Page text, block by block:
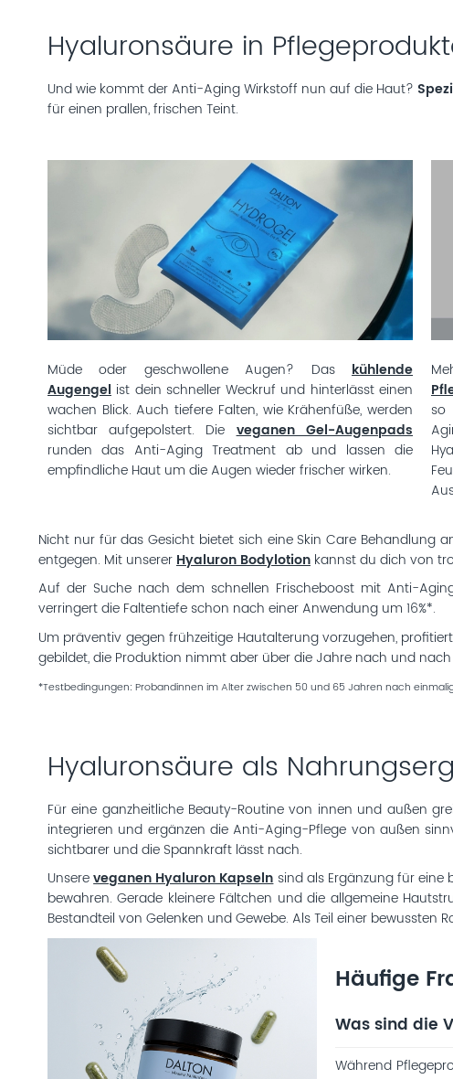
Hyaluronsäure in
Und wie kommt der Anti-Aging Wirkstoff nun auf die Haut?
für einen prallen, frischen Teint.
Müde oder geschwollene Augen? Das kühlende
Augengel ist dein schneller Weckruf und hinterlässt einen
wachen Blick. Auch tiefere Falten, wie Krähenfüße, werden
sichtbar aufgepolstert. Dieveganen Gel-Augenpads
runden das Anti-Aging Treatment ab und lassen die
empfindliche Haut um die Augen wieder frischer wirken.
so
Nicht nur für das Gesicht bietet sich eine Skin Care Behandlung
entgegen. Mit unsererHyaluron Bodylotion kannst du dich von
Auf der Suche nach dem schnellen Frischeboost mit Anti-
verringert die Faltentiefe schon nach einer Anwendung um 16%*.
Um präventiv gegen frühzeitige Hautalterung vorzugehen,
gebildet, die Produktion nimmt aber über die Jahre nach und nach
*Testbedingungen: Probandinnen im Alter zwischen 50 und 65 Jahren nach
Hyaluronsäure als
Für eine ganzheitliche Beauty-Routine von innen und außen
integrieren und ergänzen die Anti-Aging-Pflege von außen
sichtbarer und die Spannkraft lässt nach.
Unsereveganen Hyaluron Kapselnsind als Ergänzung für eine
bewahren. Gerade kleinere Fältchen und die allgemeine
Bestandteil von Gelenken und Gewebe. Als Teil einer
Häufige
Was sind die
Während